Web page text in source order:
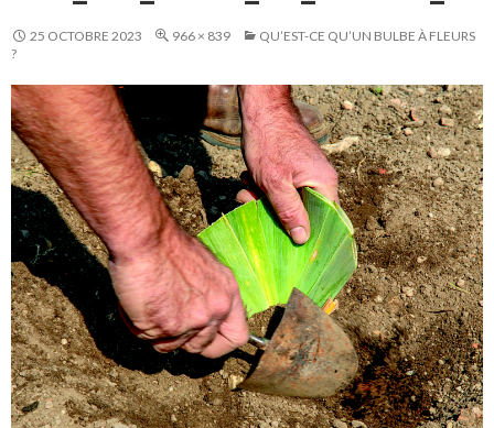
25 OCTOBRE 2023 966 × 839
QU’EST-CE QU’UN BULBE À FLEURS
?